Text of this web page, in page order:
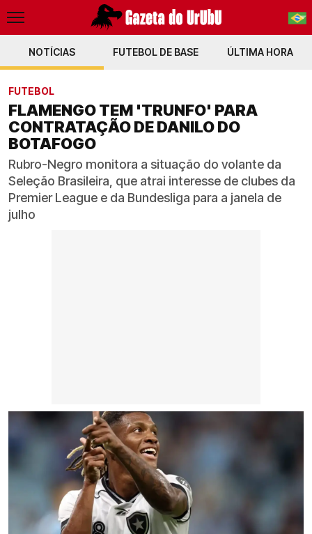
PT-BR
NOTÍCIAS FUTEBOL DE BASE ÚLTIMA HORA
FUTEBOL
FLAMENGO TEM 'TRUNFO' PARA
CONTRATAÇÃO DE DANILO DO
BOTAFOGO
Rubro-Negro monitora a situação do volante da
Seleção Brasileira, que atrai interesse de clubes da
Premier League e da Bundesliga para a janela de
julho